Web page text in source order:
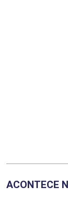
ACONTECE